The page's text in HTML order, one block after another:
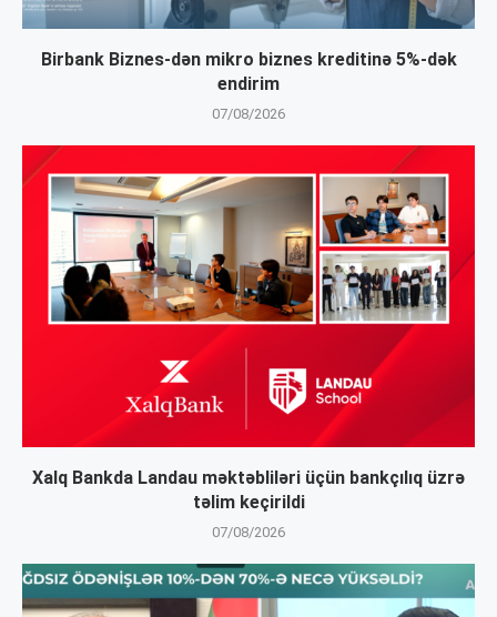
Birbank Biznes-dən mikro biznes kreditinə 5%-dək
endirim
07/08/2026
Xalq Bankda Landau məktəbliləri üçün bankçılıq üzrə
təlim keçirildi
07/08/2026